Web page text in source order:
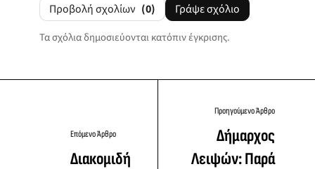
Προβολή σχολίων (0) Γράψε σχόλιο
Τα σχόλια δημοσιεύονται κατόπιν έγκρισης.
Επόμενο Άρθρο
Διακομιδή
Προηγούμενο Άρθρο
Δήμαρχος
Λειψών: Παρά